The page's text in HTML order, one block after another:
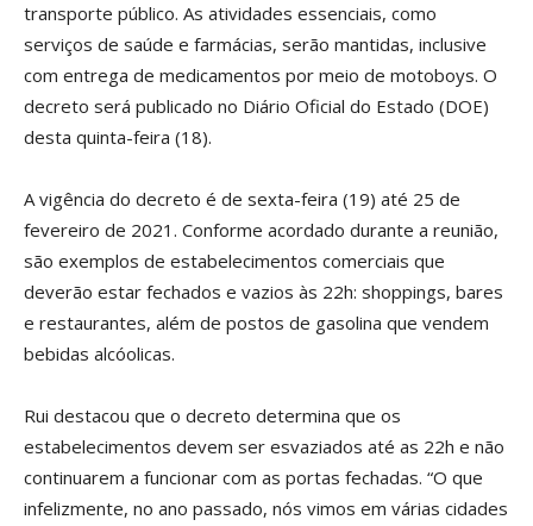
transporte público. As atividades essenciais, como
serviços de saúde e farmácias, serão mantidas, inclusive
com entrega de medicamentos por meio de motoboys. O
decreto será publicado no Diário Oficial do Estado (DOE)
desta quinta-feira (18).
A vigência do decreto é de sexta-feira (19) até 25 de
fevereiro de 2021. Conforme acordado durante a reunião,
são exemplos de estabelecimentos comerciais que
deverão estar fechados e vazios às 22h: shoppings, bares
e restaurantes, além de postos de gasolina que vendem
bebidas alcóolicas.
Rui destacou que o decreto determina que os
estabelecimentos devem ser esvaziados até as 22h e não
continuarem a funcionar com as portas fechadas. “O que
infelizmente, no ano passado, nós vimos em várias cidades